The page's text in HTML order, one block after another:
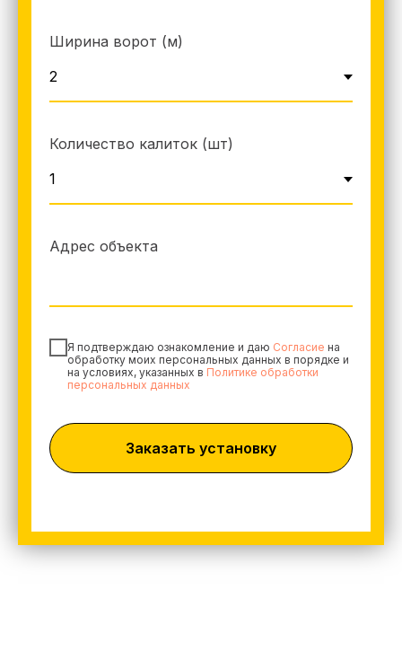
Ширина ворот (м)
Количество калиток (шт)
Адрес объекта
Я подтверждаю ознакомление и даю Согласие на
обработку моих персональных данных в порядке и
на условиях, указанных в Политике обработки
персональных данных
Заказать установку